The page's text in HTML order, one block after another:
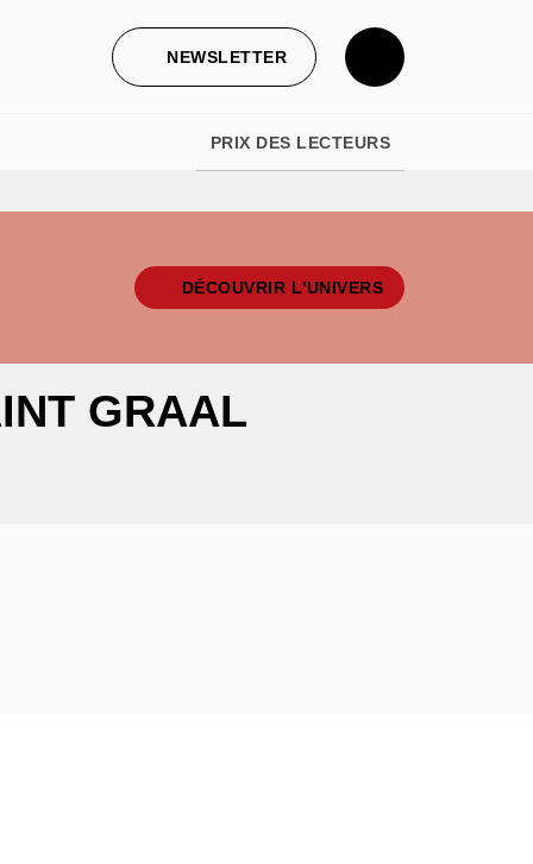
NEWSLETTER
PRIX DES LECTEURS
DÉCOUVRIR L'UNIVERS
GRAAL